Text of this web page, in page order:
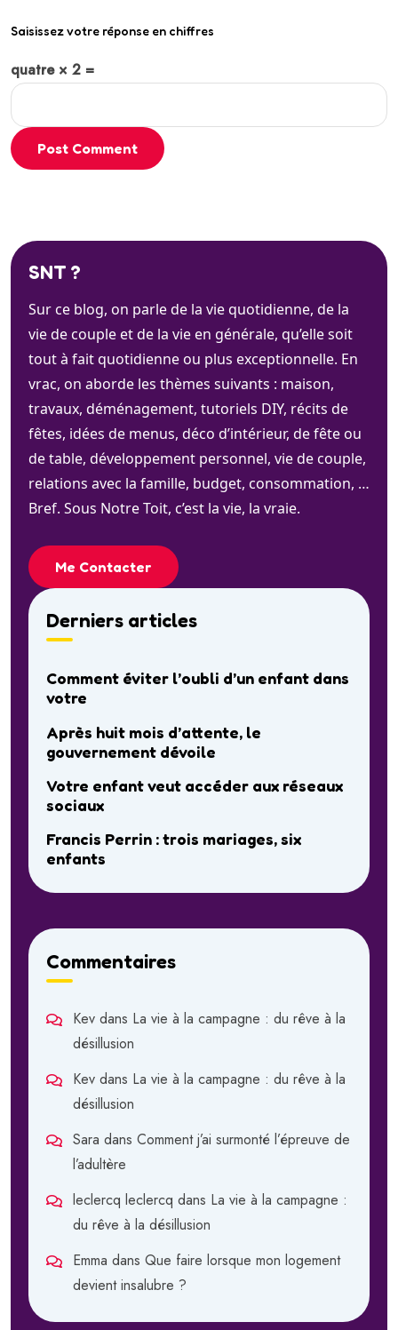
Saisissez votre réponse en chiffres
quatre × 2 =
Post Comment
SNT ?
Sur ce blog, on parle de la vie quotidienne, de la
vie de couple et de la vie en générale, qu’elle soit
tout à fait quotidienne ou plus exceptionnelle. En
vrac, on aborde les thèmes suivants : maison,
travaux, déménagement, tutoriels DIY, récits de
fêtes, idées de menus, déco d’intérieur, de fête ou
de table, développement personnel, vie de couple,
relations avec la famille, budget, consommation, …
Bref. Sous Notre Toit, c’est la vie, la vraie.
Me Contacter
Derniers articles
Comment éviter l’oubli d’un enfant dans
votre
Après huit mois d’attente, le
gouvernement dévoile
Votre enfant veut accéder aux réseaux
sociaux
Francis Perrin : trois mariages, six
enfants
Commentaires
Kev dans La vie à la campagne : du rêve à la
désillusion
Kev dans La vie à la campagne : du rêve à la
désillusion
Sara dans Comment j’ai surmonté l’épreuve de
l’adultère
leclercq leclercq dans La vie à la campagne :
du rêve à la désillusion
Emma dans Que faire lorsque mon logement
devient insalubre ?